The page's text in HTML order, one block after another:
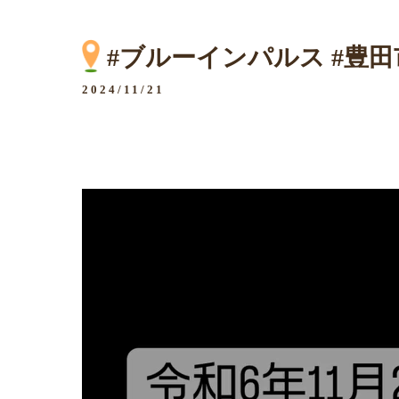
#ブルーインパルス #豊田
2024/11/21